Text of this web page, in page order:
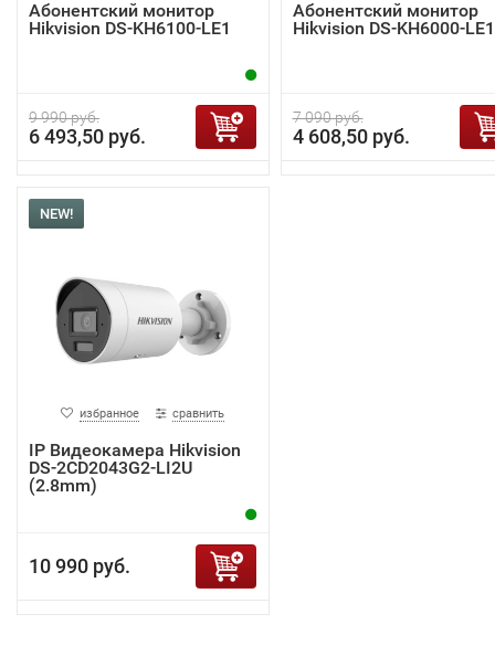
Абонентский монитор
Hikvision DS-KH6100-LE1
9 990 руб.
6 493,50 руб.
Абонентский монитор
Hikvision DS-KH6000-LE1
7 090 руб.
4 608,50 руб.
NEW!
избранное сравнить
IP Видеокамера Hikvision
DS-2CD2043G2-LI2U
(2.8mm)
10 990 руб.